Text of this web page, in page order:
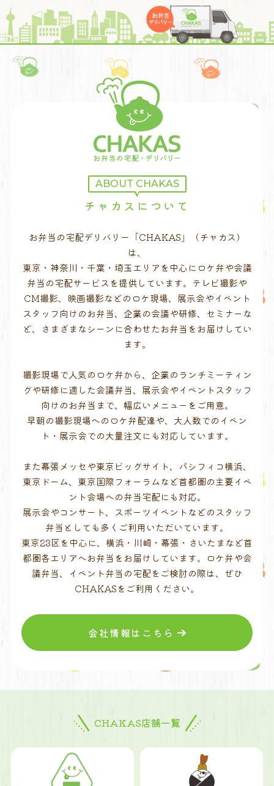
ABOUT CHAKAS
チャカスについて
お弁当の宅配デリバリー「CHAKAS」（チャカス）
は、
東京・神奈川・千葉・埼玉エリアを中心にロケ弁や会議
弁当の宅配サービスを提供しています。テレビ撮影や
CM撮影、映画撮影などのロケ現場、展示会やイベント
スタッフ向けのお弁当、企業の会議や研修、セミナーな
ど、さまざまなシーンに合わせたお弁当をお届けしてい
ます。
撮影現場で人気のロケ弁から、企業のランチミーティン
グや研修に適した会議弁当、展示会やイベントスタッフ
向けのお弁当まで、幅広いメニューをご用意。
早朝の撮影現場へのロケ弁配達や、大人数でのイベン
ト・展示会での大量注文にも対応しています。
また幕張メッセや東京ビッグサイト、パシフィコ横浜、
東京ドーム、東京国際フォーラムなど首都圏の主要イベ
ント会場への弁当宅配にも対応。
展示会やコンサート、スポーツイベントなどのスタッフ
弁当としても多くご利用いただいています。
東京23区を中心に、横浜・川崎・幕張・さいたまなど首
都圏各エリアへお弁当をお届けしています。ロケ弁や会
議弁当、イベント弁当の宅配をご検討の際は、ぜひ
CHAKASをご利用ください。
会社情報はこちら
CHAKAS店舗一覧